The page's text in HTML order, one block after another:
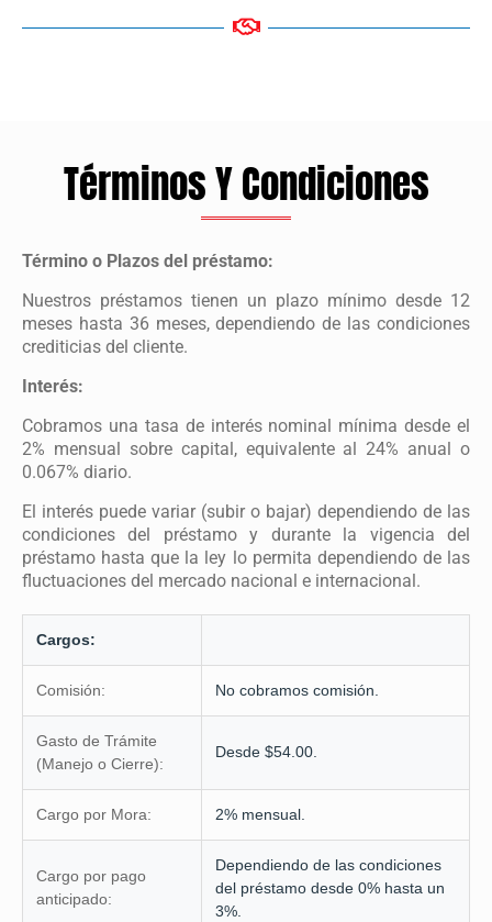
Términos Y Condiciones
Término o Plazos del préstamo:
Nuestros préstamos tienen un plazo mínimo desde 12
meses hasta 36 meses, dependiendo de las condiciones
crediticias del cliente.
Interés:
Cobramos una tasa de interés nominal mínima desde el
2% mensual sobre capital, equivalente al 24% anual o
0.067% diario.
El interés puede variar (subir o bajar) dependiendo de las
condiciones del préstamo y durante la vigencia del
préstamo hasta que la ley lo permita dependiendo de las
fluctuaciones del mercado nacional e internacional.
Cargos:
Comisión: No cobramos comisión.
Gasto de Trámite
(Manejo o Cierre):
Desde $54.00.
Cargo por Mora: 2% mensual.
Cargo por pago
anticipado:
Dependiendo de las condiciones
del préstamo desde 0% hasta un
3%.